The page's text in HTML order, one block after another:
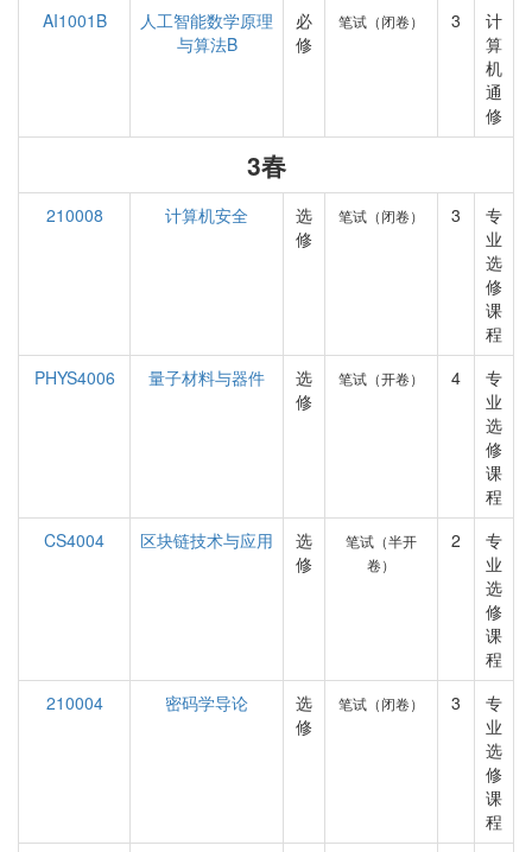
AI1001B
人工智能数学原理
与算法B
必
修
笔试（闭卷） 3
计
算
机
通
修
3春
210008 计算机安全
选
修
笔试（闭卷） 3
专
业
选
修
课
程
PHYS4006
量子材料与器件
选
修
笔试（开卷） 4
专
业
选
修
课
程
CS4004
区块链技术与应用
选
修
笔试（半开
卷）
2
专
业
选
修
课
程
210004
密码学导论
选
修
笔试（闭卷） 3
专
业
选
修
课
程